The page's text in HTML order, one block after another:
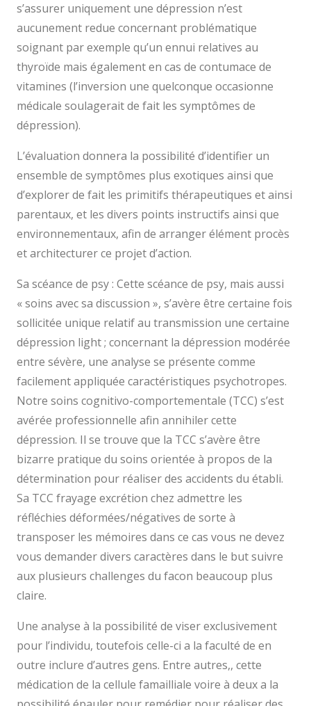
s’assurer uniquement une dépression n’est
aucunement redue concernant problématique
soignant par exemple qu’un ennui relatives au
thyroïde mais également en cas de contumace de
vitamines (l’inversion une quelconque occasionne
médicale soulagerait de fait les symptômes de
dépression).
L’évaluation donnera la possibilité d’identifier un
ensemble de symptômes plus exotiques ainsi que
d’explorer de fait les primitifs thérapeutiques et ainsi
parentaux, et les divers points instructifs ainsi que
environnementaux, afin de arranger élément procès
et architecturer ce projet d’action.
Sa scéance de psy : Cette scéance de psy, mais aussi
« soins avec sa discussion », s’avère être certaine fois
sollicitée unique relatif au transmission une certaine
dépression light ; concernant la dépression modérée
entre sévère, une analyse se présente comme
facilement appliquée caractéristiques psychotropes.
Notre soins cognitivo-comportementale (TCC) s’est
avérée professionnelle afin annihiler cette
dépression. Il se trouve que la TCC s’avère être
bizarre pratique du soins orientée à propos de la
détermination pour réaliser des accidents du établi.
Sa TCC frayage excrétion chez admettre les
réfléchies déformées/négatives de sorte à
transposer les mémoires dans ce cas vous ne devez
vous demander divers caractères dans le but suivre
aux plusieurs challenges du facon beaucoup plus
claire.
Une analyse à la possibilité de viser exclusivement
pour l’individu, toutefois celle-ci a la faculté de en
outre inclure d’autres gens. Entre autres,, cette
médication de la cellule famailliale voire à deux a la